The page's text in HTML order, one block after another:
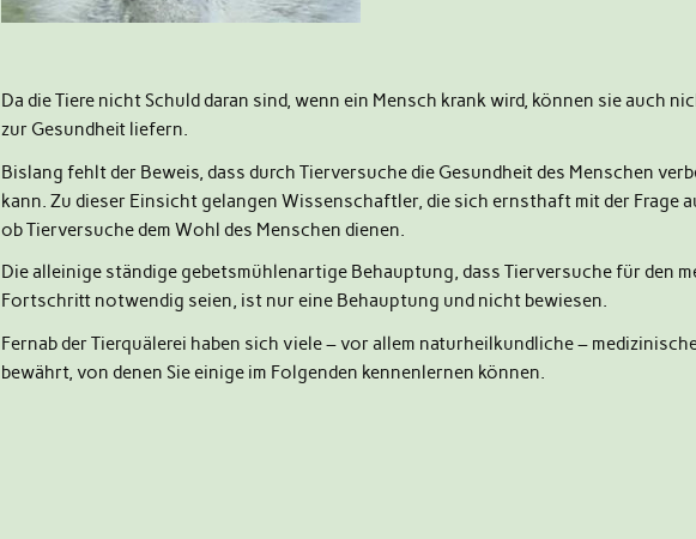
Da die Tiere nicht Schuld daran sind, wenn ein Mensch krank wird, können sie auch
zur Gesundheit liefern.
Bislang fehlt der Beweis, dass durch Tierversuche die Gesundheit des Menschen
kann. Zu dieser Einsicht gelangen Wissenschaftler, die sich ernsthaft mit der Frage
ob Tierversuche dem Wohl des Menschen dienen.
Die alleinige ständige gebetsmühlenartige Behauptung, dass Tierversuche für den
Fortschritt notwendig seien, ist nur eine Behauptung und nicht bewiesen.
Fernab der Tierquälerei haben sich viele – vor allem naturheilkundliche –
bewährt, von denen Sie einige im Folgenden kennenlernen können.